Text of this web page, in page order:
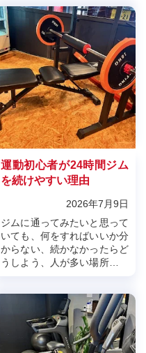
運動初心者が24時間ジム
を続けやすい理由
2026年7月9日
ジムに通ってみたいと思って
いても、何をすればいいか分
からない、続かなかったらど
うしよう、人が多い場所は少
ん。特に運動初心者の方にと
って、ジム...